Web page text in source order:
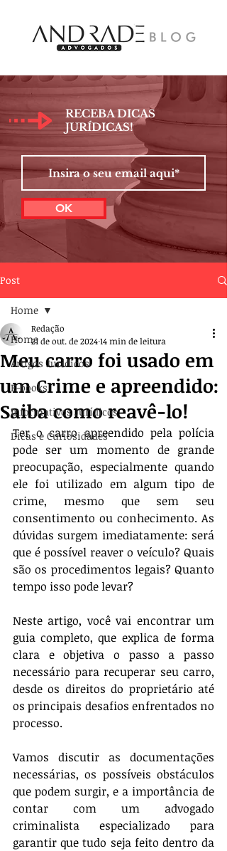
RECEBA DICAS
JURÍDICAS!
OK
Post
Home
Artigos Jurídicos
E-books
Informativos Jurídicos
Dicas e Curiosidades
Home
Meu carro foi usado em
um Crime e apreendido:
Saiba como reavê-lo!
Redação
21 de out. de 202414 min de leitura
Ter o carro apreendido pela polícia
pode ser um momento de grande
preocupação, especialmente quando
ele foi utilizado em algum tipo de
crime, mesmo que sem seu
consentimento ou conhecimento. As
dúvidas surgem imediatamente: será
que é possível reaver o veículo? Quais
são os procedimentos legais? Quanto
tempo isso pode levar?
Neste artigo, você vai encontrar um
guia completo, que explica de forma
clara e objetiva o passo a passo
necessário para recuperar seu carro,
desde os direitos do proprietário até
os principais desafios enfrentados no
processo.
Vamos discutir as documentações
necessárias, os possíveis obstáculos
que podem surgir, e a importância de
contar com um advogado
criminalista especializado para
garantir que tudo seja feito dentro da